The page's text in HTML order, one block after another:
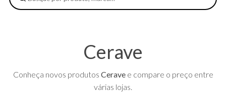
Cerave
Conheça novos produtos Ceravee compare o preço entre
várias lojas.